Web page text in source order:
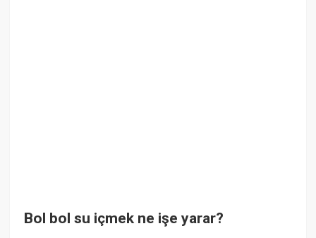
Bol bol su içmek ne işe yarar?